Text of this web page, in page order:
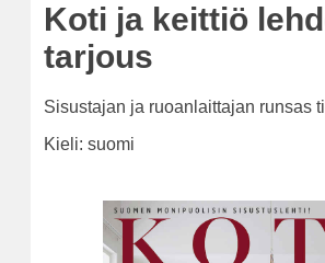
Koti ja keittiö
tarjous
Sisustajan ja ruoanlaittajan runsas
Kieli: suomi